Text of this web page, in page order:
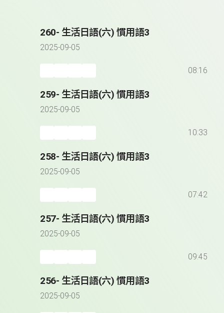
260- 生活日語(六) 慣用語3
2025-09-05
08:16
259- 生活日語(六) 慣用語3
2025-09-05
10:33
258- 生活日語(六) 慣用語3
2025-09-05
07:42
257- 生活日語(六) 慣用語3
2025-09-05
09:45
256- 生活日語(六) 慣用語3
2025-09-05